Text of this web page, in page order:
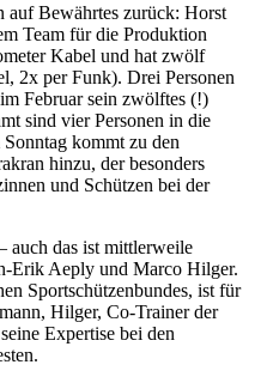
auf Bewährtes zurück: Horst
Team für die Produktion
Kabel und hat zwölf
2x per Funk). Drei Personen
Februar sein zwölftes (!)
sind vier Personen in die
kommt zu den
hinzu, der besonders
und Schützen bei der
auch das ist mittlerweile
Erik Aeply und Marco Hilger.
Sportschützenbundes, ist für
Hilger, Co-Trainer der
Expertise bei den